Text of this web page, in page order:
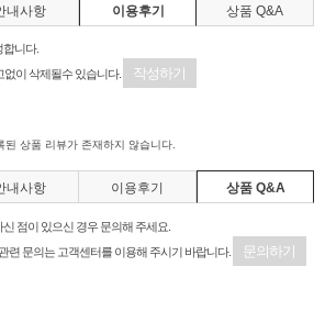
내사항 이용후기 상품 Q&A
니다.
이 삭제될수 있습니다.
작성하기
된 상품 리뷰가 존재하지 않습니다.
내사항 이용후기 상품 Q&A
점이 있으신 경우 문의해 주세요.
련 문의는 고객센터를 이용해 주시기 바랍니다.
문의하기